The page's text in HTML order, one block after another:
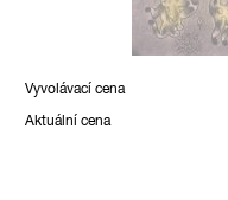
Vyvolávací cena
Aktuální cena